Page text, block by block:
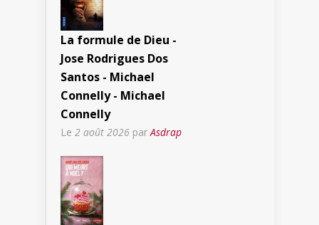
La formule de Dieu -
Jose Rodrigues Dos
Santos - Michael
Connelly - Michael
Connelly
Le 2 août 2026 parAsdrap